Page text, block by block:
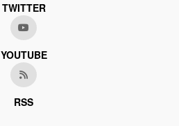
TWITTER
YOUTUBE
RSS